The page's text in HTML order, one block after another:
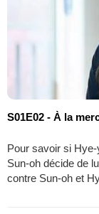
S01E02 - À la
Pour savoir si
Sun-oh décide de
contre Sun-oh et